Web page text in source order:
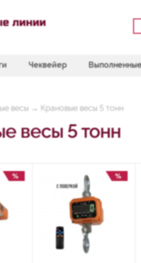
Чеквейер
весы → Крановые весы 5 тонн
весы 5 тонн